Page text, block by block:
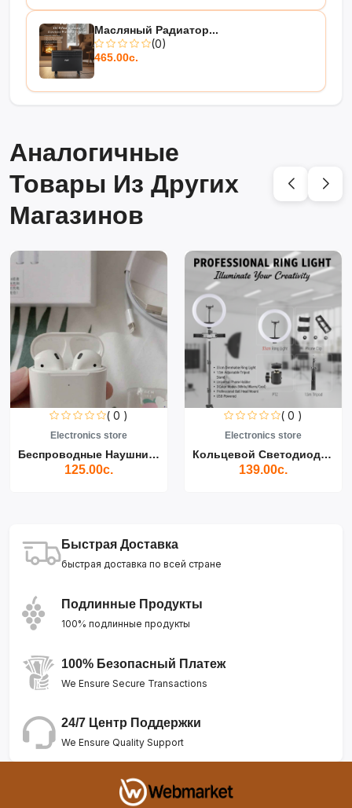
Масляный Радиатор...
(0)
465.00с.
Аналогичные
Товары Из Других
Магазинов
( 0 )
Electronics store
Беспроводные Наушники Air...
125.00с.
( 0 )
Electronics store
Кольцевой Светодиодный Св...
139.00с.
Быстрая Доставка
быстрая доставка по всей стране
Подлинные Продукты
100% подлинные продукты
100% Безопасный Платеж
We Ensure Secure Transactions
24/7 Центр Поддержки
We Ensure Quality Support